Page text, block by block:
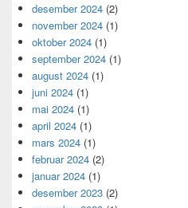
desember 2024 (2)
november 2024 (1)
oktober 2024 (1)
september 2024 (1)
august 2024 (1)
juni 2024 (1)
mai 2024 (1)
april 2024 (1)
mars 2024 (1)
februar 2024 (2)
januar 2024 (1)
desember 2023 (2)